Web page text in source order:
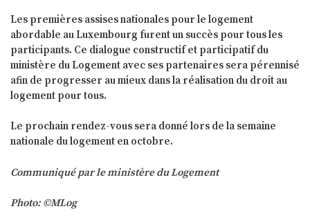
Les premières assises nationales pour le logement
abordable au Luxembourg furent un succès pour tous les
participants. Ce dialogue constructif et participatif du
ministère du Logement avec ses partenaires sera pérennisé
afin de progresser au mieux dans la réalisation du droit au
logement pour tous.
Le prochain rendez-vous sera donné lors de la semaine
nationale du logement en octobre.
Communiqué par le ministère du Logement
Photo: ©MLog